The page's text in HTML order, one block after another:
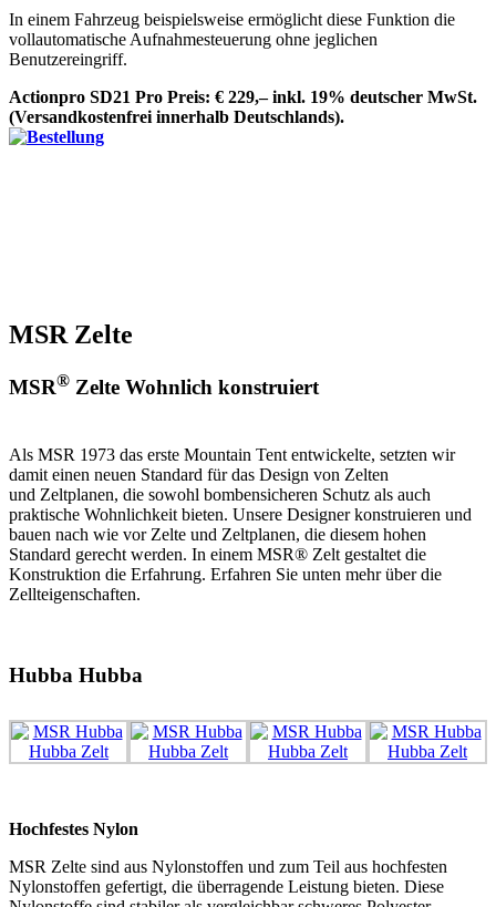
In einem Fahrzeug beispielsweise ermöglicht diese Funktion die
vollautomatische Aufnahmesteuerung ohne jeglichen
Benutzereingriff.
Actionpro SD21 Pro Preis: € 229,– inkl. 19% deutscher MwSt.
(Versandkostenfrei innerhalb Deutschlands).
MSR Zelte
MSR® Zelte Wohnlich konstruiert
Als MSR 1973 das erste Mountain Tent entwickelte, setzten wir
damit einen neuen Standard für das Design von Zelten
und Zeltplanen, die sowohl bombensicheren Schutz als auch
praktische Wohnlichkeit bieten. Unsere Designer konstruieren und
bauen nach wie vor Zelte und Zeltplanen, die diesem hohen
Standard gerecht werden. In einem MSR® Zelt gestaltet die
Konstruktion die Erfahrung. Erfahren Sie unten mehr über die
Zellteigenschaften.
Hubba Hubba
Hochfestes Nylon
MSR Zelte sind aus Nylonstoffen und zum Teil aus hochfesten
Nylonstoffen gefertigt, die überragende Leistung bieten. Diese